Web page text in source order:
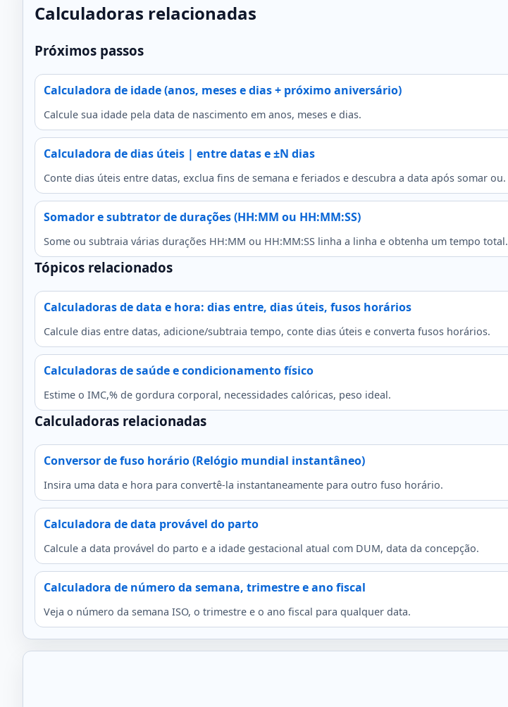
Calculadoras relacionadas
Próximos passos
Calculadora de idade (anos, meses e dias + próximo aniversário)
Calcule sua idade pela data de nascimento em anos, meses e dias.
Calculadora de dias úteis | entre datas e ±N dias
Conte dias úteis entre datas, exclua fins de semana e feriados e descubra a data após somar ou.
Somador e subtrator de durações (HH:MM ou HH:MM:SS)
Some ou subtraia várias durações HH:MM ou HH:MM:SS linha a linha e obtenha um tempo total.
Tópicos relacionados
Calculadoras de data e hora: dias entre, dias úteis, fusos horários
Calcule dias entre datas, adicione/subtraia tempo, conte dias úteis e converta fusos horários.
Calculadoras de saúde e condicionamento físico
Estime o IMC,% de gordura corporal, necessidades calóricas, peso ideal.
Calculadoras relacionadas
Conversor de fuso horário (Relógio mundial instantâneo)
Insira uma data e hora para convertê-la instantaneamente para outro fuso horário.
Calculadora de data provável do parto
Calcule a data provável do parto e a idade gestacional atual com DUM, data da concepção.
Calculadora de número da semana, trimestre e ano fiscal
Veja o número da semana ISO, o trimestre e o ano fiscal para qualquer data.